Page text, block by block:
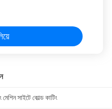
সাইটে কোল্ড কাটিং